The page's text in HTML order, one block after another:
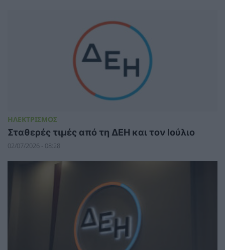
ΗΛΕΚΤΡΙΣΜΟΣ
Σταθερές τιμές από τη ΔΕΗ και τον Ιούλιο
02/07/2026 - 08:28